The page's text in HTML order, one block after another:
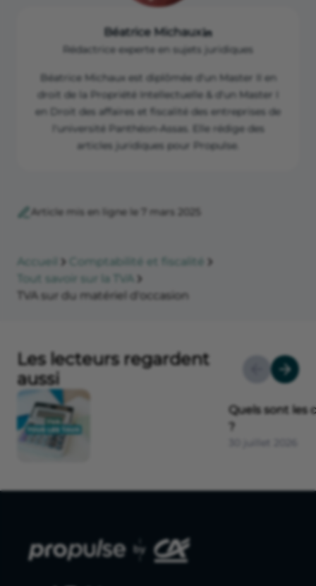
Béatrice Michaux
Rédactrice experte en sujets juridiques
Béatrice Michaux est diplômée d'un Master II en
droit de la Propriété Intellectuelle & d'un Master I
en Droit des affaires et fiscalité des entreprises de
l'université Panthéon-Assas. Elle rédige des
articles juridiques pour Propulse.
Article mis en ligne le 7 mars 2025
Accueil
Comptabilité et fiscalité
Tout savoir sur la TVA
TVA sur du matériel d'occasion
Les lecteurs regardent
aussi
Quels sont les
?